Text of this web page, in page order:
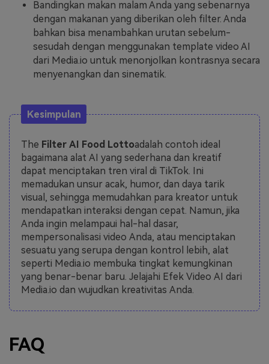
Bandingkan makan malam Anda yang sebenarnya
dengan makanan yang diberikan oleh filter. Anda
bahkan bisa menambahkan urutan sebelum-
sesudah dengan menggunakan template video AI
dari Media.io untuk menonjolkan kontrasnya secara
menyenangkan dan sinematik.
Kesimpulan
The Filter AI Food Lottoadalah contoh ideal
bagaimana alat AI yang sederhana dan kreatif
dapat menciptakan tren viral di TikTok. Ini
memadukan unsur acak, humor, dan daya tarik
visual, sehingga memudahkan para kreator untuk
mendapatkan interaksi dengan cepat. Namun, jika
Anda ingin melampaui hal-hal dasar,
mempersonalisasi video Anda, atau menciptakan
sesuatu yang serupa dengan kontrol lebih, alat
seperti Media.io membuka tingkat kemungkinan
yang benar-benar baru. Jelajahi Efek Video AI dari
Media.io dan wujudkan kreativitas Anda.
FAQ